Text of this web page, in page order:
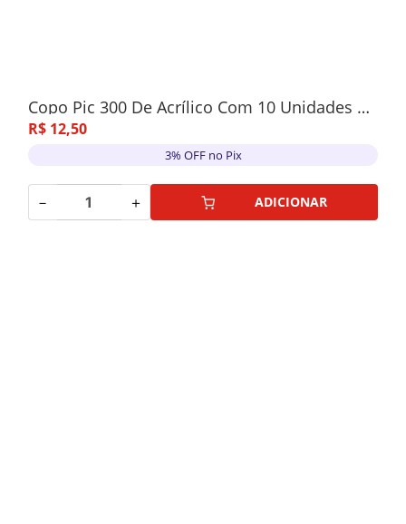
Copo Pic 300 De Acrílico Com 10 Unidades Azul Neon
R$ 12,50
3% OFF no Pix
－ ＋ ADICIONAR